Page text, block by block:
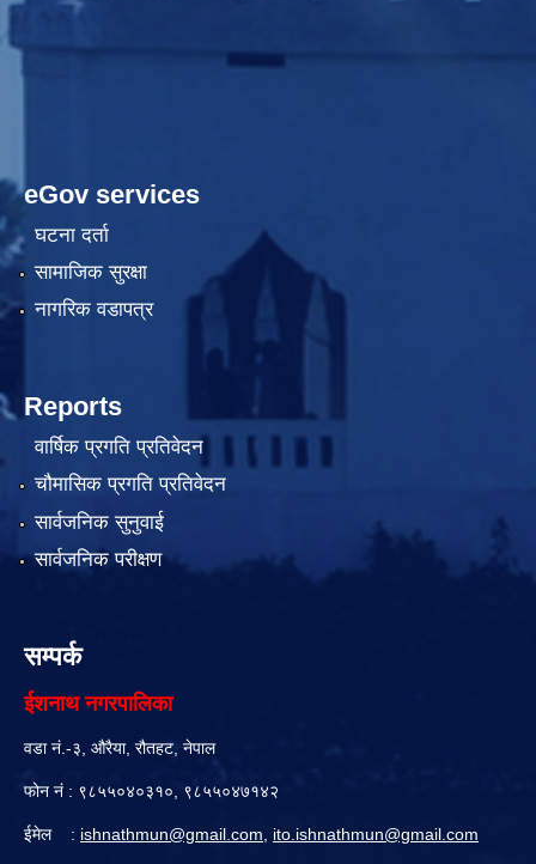
eGov services
घटना दर्ता
सामाजिक सुरक्षा
नागरिक वडापत्र
Reports
वार्षिक प्रगति प्रतिवेदन
चौमासिक प्रगति प्रतिवेदन
सार्वजनिक सुनुवाई
सार्वजनिक परीक्षण
सम्पर्क
ईशनाथ नगरपालिका
वडा नं.-३, औरैया, रौतहट, नेपाल
फोन नं : ९८५५०४०३१०, ९८५५०४७१४२
ईमेल : ishnathmun@gmail.com ito.ishnathmun@gmail.com